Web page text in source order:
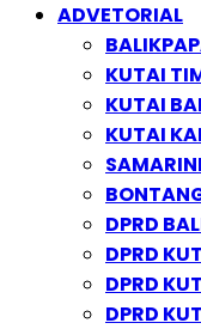
ADVETORIAL
KUTAI
KUTAI
KUTAI
DPRD
DPRD
DPRD
DPRD